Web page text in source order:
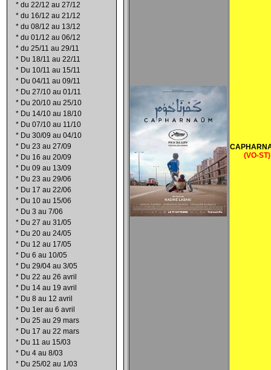
* du 22/12 au 27/12
* du 16/12 au 21/12
* du 08/12 au 13/12
* du 01/12 au 06/12
* du 25/11 au 29/11
* Du 18/11 au 22/11
* Du 10/11 au 15/11
* Du 04/11 au 09/11
* Du 27/10 au 01/11
* Du 20/10 au 25/10
* Du 14/10 au 18/10
* Du 07/10 au 11/10
* Du 30/09 au 04/10
* Du 23 au 27/09
* Du 16 au 20/09
* Du 09 au 13/09
* Du 23 au 29/06
* Du 17 au 22/06
* Du 10 au 15/06
* Du 3 au 7/06
* Du 27 au 31/05
* Du 20 au 24/05
* Du 12 au 17/05
* Du 6 au 10/05
* Du 29/04 au 3/05
* Du 22 au 26 avril
* Du 14 au 19 avril
* Du 8 au 12 avril
* Du 1er au 6 avril
* Du 25 au 29 mars
* Du 17 au 22 mars
* Du 11 au 15/03
* Du 4 au 8/03
* Du 25/02 au 1/03
(VO-ST)